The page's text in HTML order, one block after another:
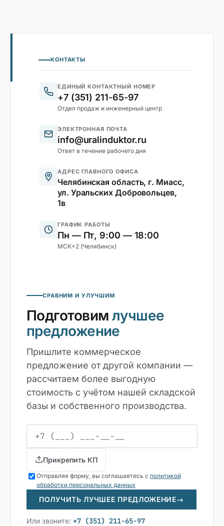
КОНТАКТЫ
ЕДИНЫЙ КОНТАКТНЫЙ НОМЕР
+7 (351) 211-65-97
Отдел продаж и инженерный центр
ЭЛЕКТРОННАЯ ПОЧТА
info@uralinduktor.ru
Ответ в течение рабочего дня
АДРЕС ГЛАВНОГО ОФИСА
Челябинская область, г. Миасс,
ул. Уральских Добровольцев,
1в
ГРАФИК РАБОТЫ
Пн — Пт, 9:00 — 18:00
МСК+2 (Челябинск)
СРАВНИМ И УЛУЧШИМ
Подготовим лучшее
предложение
Пришлите коммерческое
предложение от другой компании —
рассчитаем более выгодную
стоимость с учётом нашей складской
базы и собственного производства.
Прикрепить КП
Отправляя форму, вы соглашаетесь с политикой
обработки персональных данных
ПОЛУЧИТЬ ЛУЧШЕЕ ПРЕДЛОЖЕНИЕ→
Или звоните: +7 (351) 211-65-97